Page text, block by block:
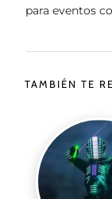
para eventos
TAMBIÉN TE